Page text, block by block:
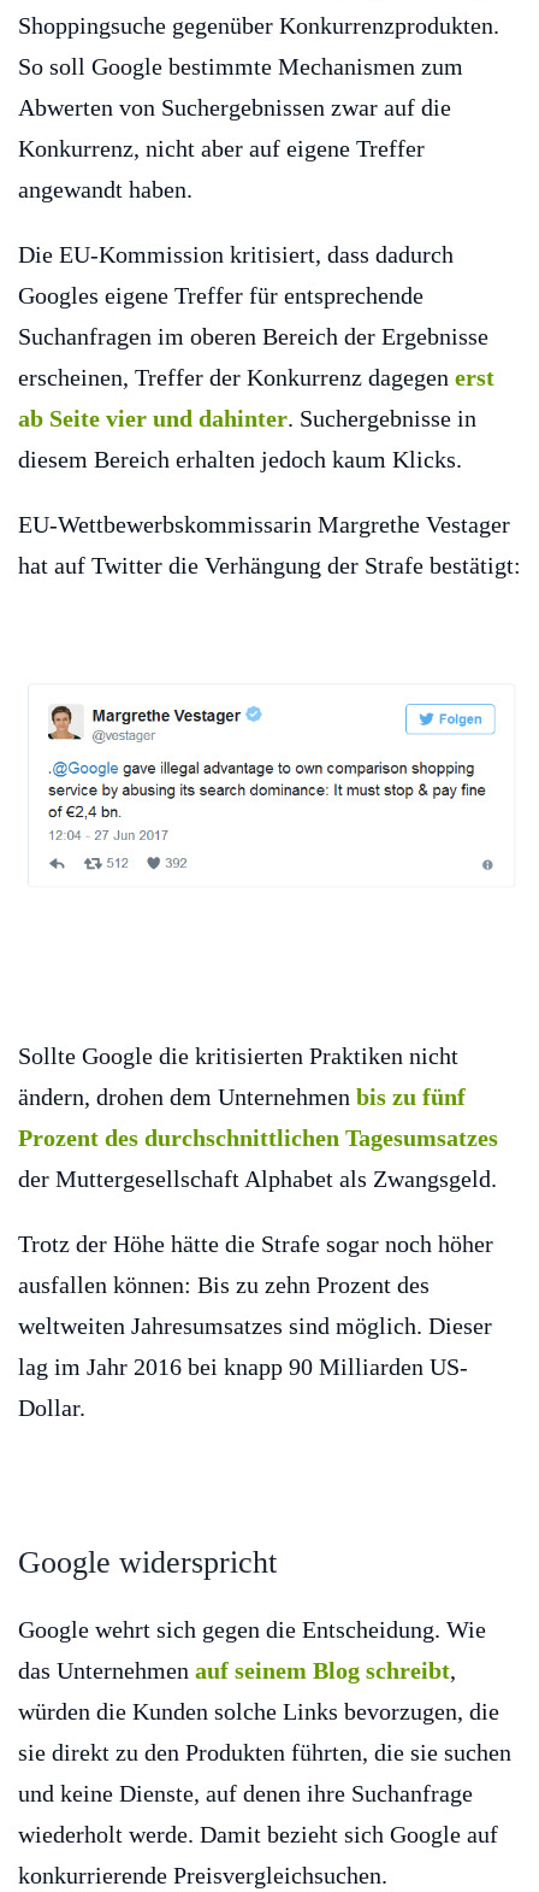
Shoppingsuche gegenüber Konkurrenzprodukten.
So soll Google bestimmte Mechanismen zum
Abwerten von Suchergebnissen zwar auf die
Konkurrenz, nicht aber auf eigene Treffer
angewandt haben.
Die EU-Kommission kritisiert, dass dadurch
Googles eigene Treffer für entsprechende
Suchanfragen im oberen Bereich der Ergebnisse
erscheinen, Treffer der Konkurrenz dagegen erst
ab Seite vier und dahinter. Suchergebnisse in
diesem Bereich erhalten jedoch kaum Klicks.
EU-Wettbewerbskommissarin Margrethe Vestager
hat auf Twitter die Verhängung der Strafe bestätigt:
Sollte Google die kritisierten Praktiken nicht
ändern, drohen dem Unternehmen bis zu fünf
Prozent des durchschnittlichen Tagesumsatzes
der Muttergesellschaft Alphabet als Zwangsgeld.
Trotz der Höhe hätte die Strafe sogar noch höher
ausfallen können: Bis zu zehn Prozent des
weltweiten Jahresumsatzes sind möglich. Dieser
lag im Jahr 2016 bei knapp 90 Milliarden US-
Dollar.
Google widerspricht
Google wehrt sich gegen die Entscheidung. Wie
das Unternehmen auf seinem Blog schreibt,
würden die Kunden solche Links bevorzugen, die
sie direkt zu den Produkten führten, die sie suchen
und keine Dienste, auf denen ihre Suchanfrage
wiederholt werde. Damit bezieht sich Google auf
konkurrierende Preisvergleichsuchen.